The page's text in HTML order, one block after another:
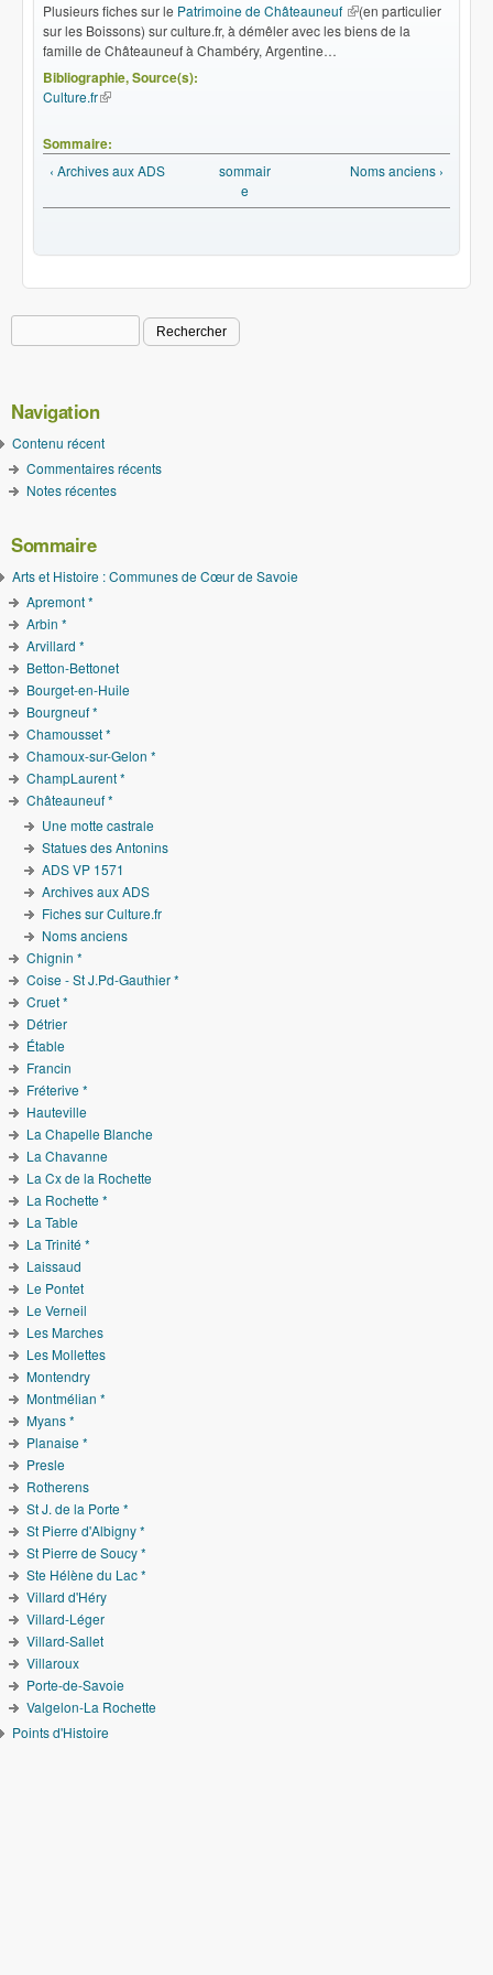
Plusieurs fiches sur le Patrimoine de Châteauneuf (le lien est externe)
(en particulier
sur les Boissons) sur culture.fr, à démêler avec les biens de la
famille de Châteauneuf à Chambéry, Argentine…
Bibliographie, Source(s):
Culture.fr(le lien est externe)
Sommaire:
‹ Archives aux ADS
sommair
e
Noms anciens ›
Formulaire de recherche
Navigation
Contenu récent
Commentaires récents
Notes récentes
Sommaire
Arts et Histoire : Communes de Cœur de Savoie
Apremont *
Arbin *
Arvillard *
Betton-Bettonet
Bourget-en-Huile
Bourgneuf *
Chamousset *
Chamoux-sur-Gelon *
ChampLaurent *
Châteauneuf *
Une motte castrale
Statues des Antonins
ADS VP 1571
Archives aux ADS
Fiches sur Culture.fr
Noms anciens
Chignin *
Coise - St J.Pd-Gauthier *
Cruet *
Détrier
Étable
Francin
Fréterive *
Hauteville
La Chapelle Blanche
La Chavanne
La Cx de la Rochette
La Rochette *
La Table
La Trinité *
Laissaud
Le Pontet
Le Verneil
Les Marches
Les Mollettes
Montendry
Montmélian *
Myans *
Planaise *
Presle
Rotherens
St J. de la Porte *
St Pierre d'Albigny *
St Pierre de Soucy *
Ste Hélène du Lac *
Villard d'Héry
Villard-Léger
Villard-Sallet
Villaroux
Porte-de-Savoie
Valgelon-La Rochette
Points d'Histoire